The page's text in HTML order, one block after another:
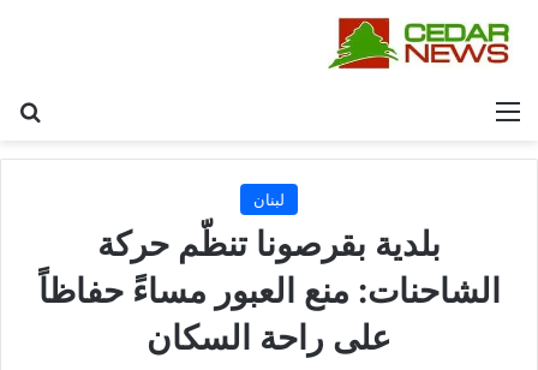
القائمة
لبنان
بلدية بقرصونا تنظّم حركة
الشاحنات: منع العبور مساءً حفاظاً
على راحة السكان